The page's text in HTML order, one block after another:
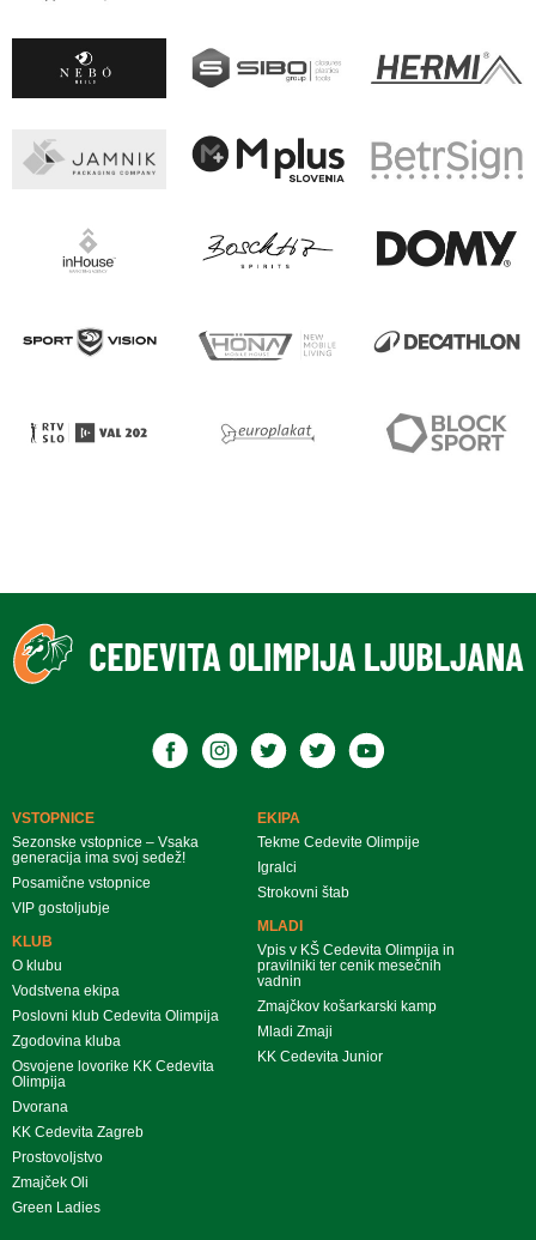
VSTOPNICE
Sezonske vstopnice – Vsaka
generacija ima svoj sedež!
Posamične vstopnice
VIP gostoljubje
KLUB
O klubu
Vodstvena ekipa
Poslovni klub Cedevita Olimpija
Zgodovina kluba
Osvojene lovorike KK Cedevita
Olimpija
Dvorana
KK Cedevita Zagreb
Prostovoljstvo
Zmajček Oli
Green Ladies
EKIPA
Tekme Cedevite Olimpije
Igralci
Strokovni štab
MLADI
Vpis v KŠ Cedevita Olimpija in
pravilniki ter cenik mesečnih
vadnin
Zmajčkov košarkarski kamp
Mladi Zmaji
KK Cedevita Junior